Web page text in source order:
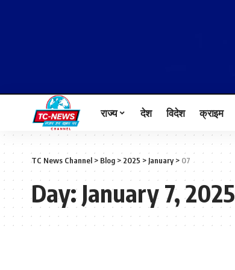
राज्य देश विदेश क्राइम
TC News Channel> Blog >2025 >January> 07
Day:January 7, 2025